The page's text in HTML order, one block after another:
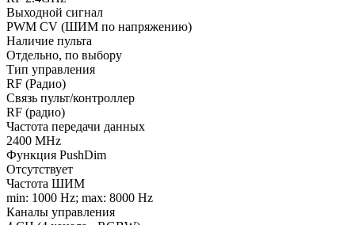
Выходной сигнал
PWM СV (ШИМ по напряжению)
Наличие пульта
Отдельно, по выбору
Тип управления
RF (Радио)
Связь пульт/контроллер
RF (радио)
Частота передачи данных
2400 MHz
Функция PushDim
Отсутствует
Частота ШИМ
min: 1000 Hz; max: 8000 Hz
Каналы управления